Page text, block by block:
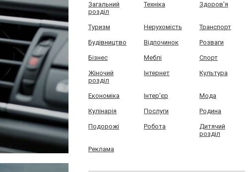
Загальний
розділ
Техніка Здоров'я
Туризм Нерухомість Транспорт
Будівництво Відпочинок Розваги
Бізнес Меблі Спорт
Жіночий
розділ
Інтернет Культура
Економіка Інтер'єр Мода
Кулінарія Послуги Родина
Подорожі Робота
Дитячий
розділ
Реклама